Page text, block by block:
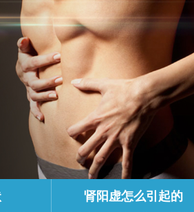
肾阳虚怎么引起的